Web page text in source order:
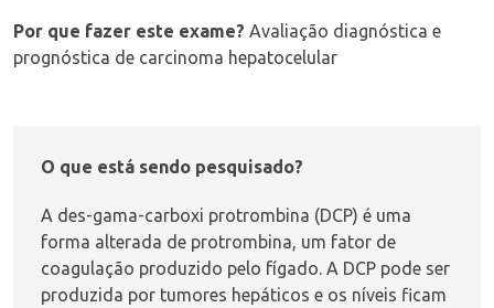
Por que fazer este exame? Avaliação diagnóstica e
prognóstica de carcinoma hepatocelular
O que está sendo pesquisado?
A des-gama-carboxi protrombina (DCP) é uma
forma alterada de protrombina, um fator de
coagulação produzido pelo fígado. A DCP pode ser
produzida por tumores hepáticos e os níveis ficam